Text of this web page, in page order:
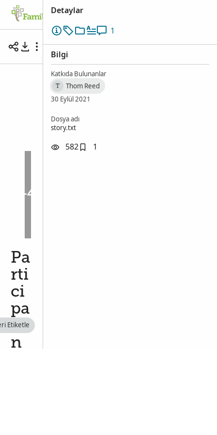
Participating in a Multicultural Choir for
Salt Lake City, Salt Lake, Utah, Birleşik Devletler • 29 Eylül
+4
Pa
rti
ci
pa
ti
n
Etiketle
Detaylar
1
Bilgi
Katkıda Bulunanlar
T
Thom Reed
30 Eylül 2021
Dosya adı
story.txt
582 1